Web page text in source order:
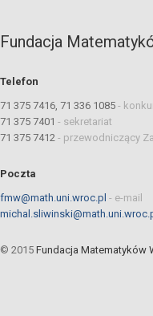
Fundacja
Telefon
71 375 7416, 71 336 1085 -
71 375 7401 - sekretariat
71 375 7412 - przewodniczący
Poczta
fmw@math.uni.wroc.pl - e-mail
© 2015 Fundacja Matematyków